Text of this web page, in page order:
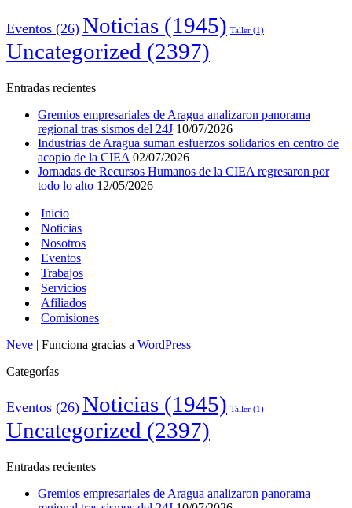
Eventos (26) Noticias (1945) Taller (1)
Uncategorized (2397)
Entradas recientes
Gremios empresariales de Aragua analizaron panorama
regional tras sismos del 24J 10/07/2026
Industrias de Aragua suman esfuerzos solidarios en centro de
acopio de la CIEA 02/07/2026
Jornadas de Recursos Humanos de la CIEA regresaron por
todo lo alto 12/05/2026
Inicio
Noticias
Nosotros
Eventos
Trabajos
Servicios
Afiliados
Comisiones
Neve | Funciona gracias a WordPress
Categorías
Eventos (26) Noticias (1945) Taller (1)
Uncategorized (2397)
Entradas recientes
Gremios empresariales de Aragua analizaron panorama